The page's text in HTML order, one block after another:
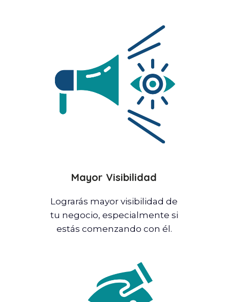
Mayor Visibilidad
Lograrás mayor visibilidad de
tu negocio, especialmente si
estás comenzando con él.